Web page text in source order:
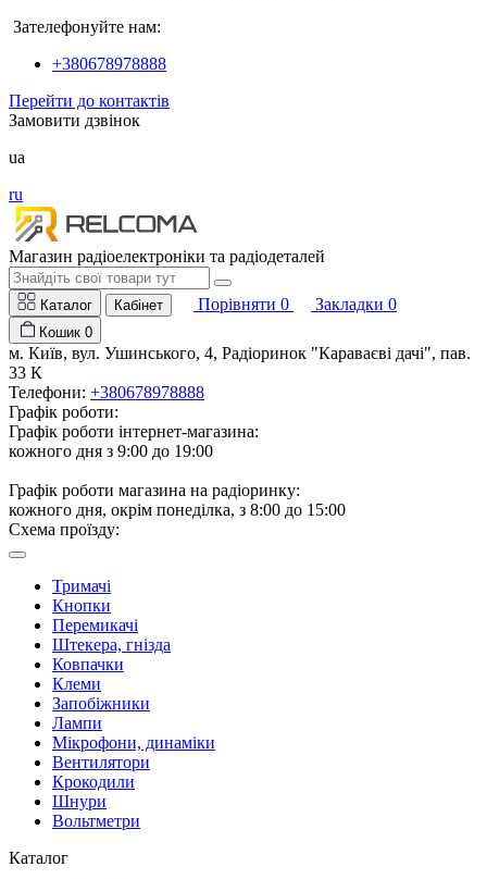
Зателефонуйте нам:
+380678978888
Перейти до контактів
Замовити дзвінок
ua
ru
Магазин радіоелектроніки та радіодеталей
Каталог Кабінет Порівняти 0 Закладки 0
Кошик 0
м. Київ, вул. Ушинського, 4, Радіоринок "Караваєві дачі", пав.
33 К
Телефони: +380678978888
Графік роботи:
Графік роботи інтернет-магазина:
кожного дня з 9:00 до 19:00
Графік роботи магазина на радіоринку:
кожного дня, окрім понеділка, з 8:00 до 15:00
Схема проїзду:
Тримачі
Кнопки
Перемикачі
Штекера, гнізда
Ковпачки
Клеми
Запобіжники
Лампи
Мікрофони, динаміки
Вентилятори
Крокодили
Шнури
Вольтметри
Каталог